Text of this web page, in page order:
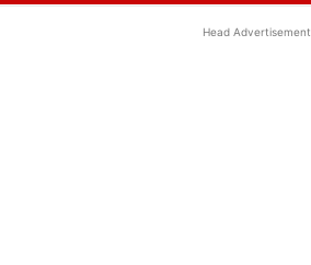
Head Advertisement